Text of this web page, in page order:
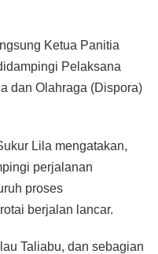
Ketua Panitia
Pelaksana
dan Olahraga (Dispora)
Lila mengatakan,
perjalanan
proses
berjalan lancar.
Taliabu, dan sebagian